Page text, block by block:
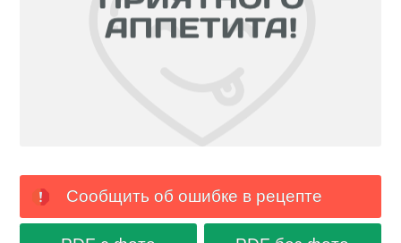
Сообщить об ошибке в рецепте